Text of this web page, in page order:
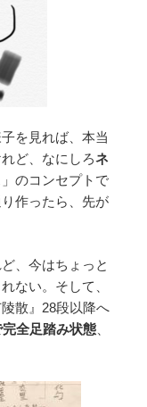
を見れば、本当
ど、なにしろネ
のコンセプトで
作ったら、先が
、今はちょっと
ない。そして、
散』28段以降へ
全足踏み状態